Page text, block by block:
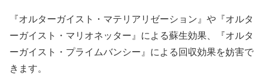
『オルターガイスト・マテリアリゼーション』や『オルタ
ーガイスト・マリオネッター』による蘇生効果、『オルタ
ーガイスト・プライムバンシー』による回収効果を妨害で
きます。